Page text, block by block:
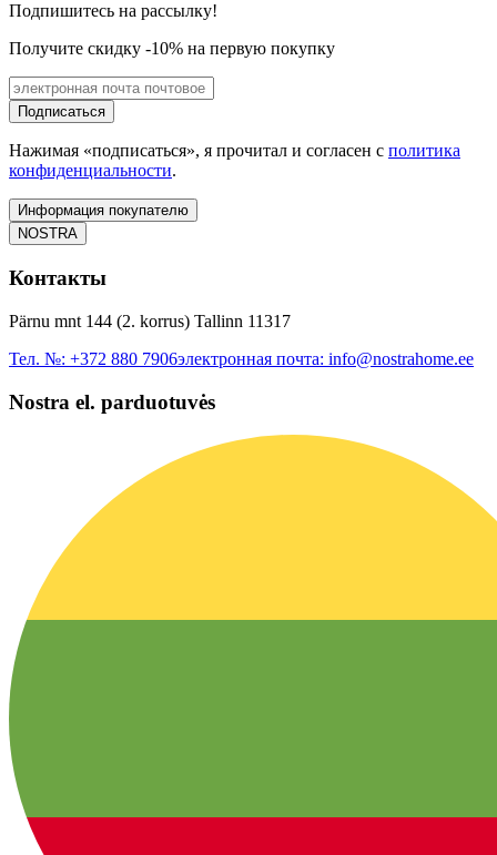
Подпишитесь на рассылку!
Получите скидку -10% на первую покупку
Подписаться
Нажимая «подписаться», я прочитал и согласен с политика
конфиденциальности.
Информация покупателю
NOSTRA
Контакты
Pärnu mnt 144 (2. korrus) Tallinn 11317
Тел. №: +372 880 7906электронная почта: info@nostrahome.ee
Nostra el. parduotuvės